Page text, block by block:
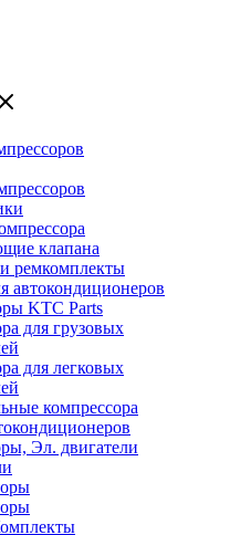
клапана
ремкомплекты
автокондиционеров
KTC Parts
для грузовых
для легковых
компрессора
Эл. двигатели